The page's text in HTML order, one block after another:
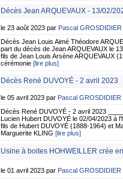
Décès Jean ARQUEVAUX - 13/02/
le 23 août 2023 par Pascal GROSDIDIER
Décès Jean Louis Aimé Théodore
part du décès de Jean ARQUEVAUX le
fils de Jean Louis Arsène ARQUEVAUX
cérémonie [lire plus]
Décès René DUVOYÉ - 2 avril 2023
le 05 avril 2023 par Pascal GROSDIDIER
Décès René DUVOYÉ - 2 avril 2023
Lucien Hubert DUVOYÉ le 02/04/2023 à
fils de Hubert DUVOYÉ (1888-1964) et
Marguerite KLING [lire plus]
Usine à boites HOHWEILLER crée
le 01 avril 2023 par Pascal GROSDIDIER